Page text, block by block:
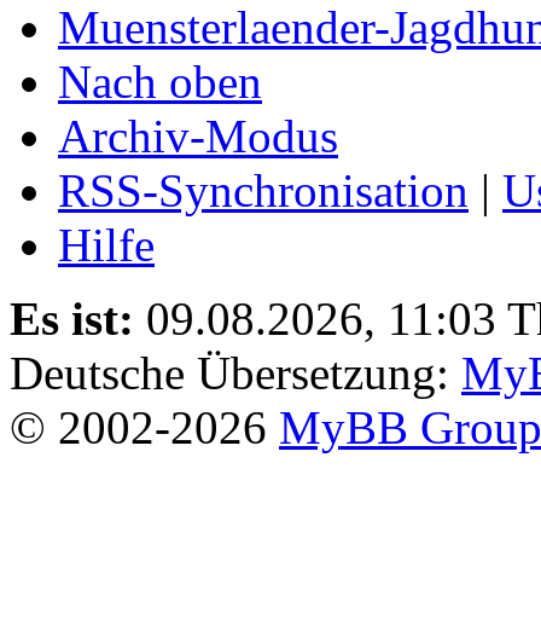
Muensterlaender-
Nach oben
Archiv-Modus
RSS-Synchronisation |
Hilfe
Es ist: 09.08.2026, 11:03
Deutsche Übersetzung:
© 2002-2026 MyBB Group